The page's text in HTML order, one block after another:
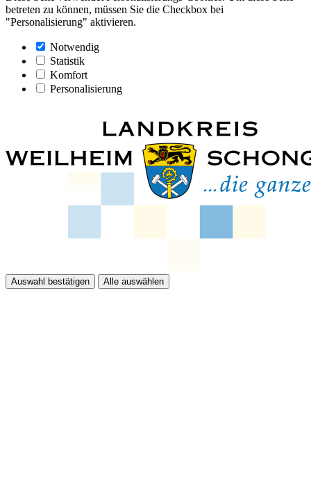
betreten zu können, müssen Sie die Checkbox bei
"Personalisierung" aktivieren.
Notwendig
Statistik
Komfort
Personalisierung
Auswahl bestätigen Alle auswählen